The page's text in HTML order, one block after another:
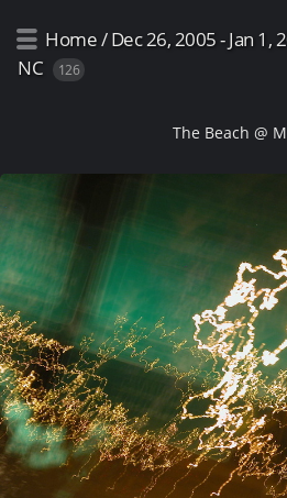
Home/Dec 26, 2005 - Jan 1,
NC
126
The Beach @